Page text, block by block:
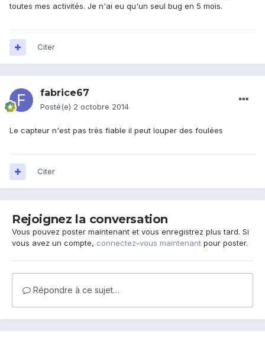
toutes mes activités. Je n'ai eu qu'un seul bug en 5 mois.
Citer
fabrice67
Posté(e) 2 octobre 2014
Le capteur n'est pas très fiable il peut louper des foulées
Citer
Rejoignez la conversation
Vous pouvez poster maintenant et vous enregistrez plus tard. Si
vous avez un compte, connectez-vous maintenant pour poster.
Répondre à ce sujet…